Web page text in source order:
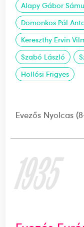
Alapy Gábor
Domonkos Pál
Kereszthy Ervin
Szabó László
Hollósi Frigyes
Evezős Nyolcas
1935